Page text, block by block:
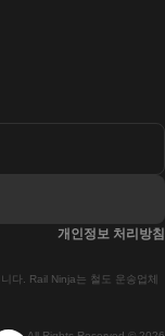
다. Rail Ninja는 철도 운송업체
개인정보 처리방침